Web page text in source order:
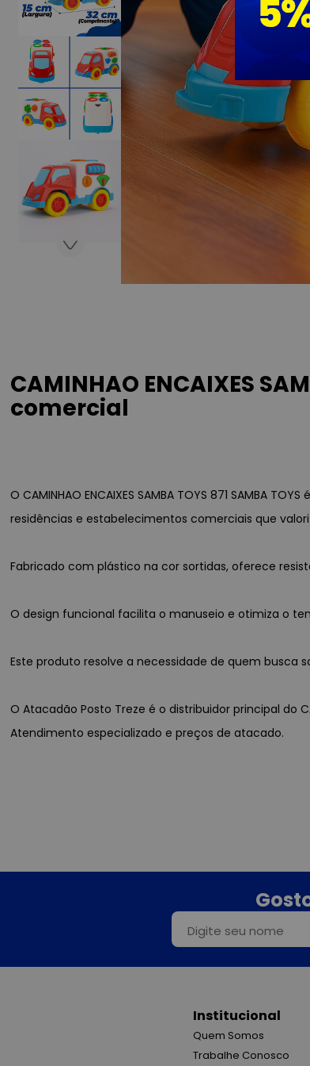
CAMINHAO ENCAIXES
comercial
O CAMINHAO ENCAIXES SAMBA TOYS 871
residências e estabelecimentos comerciais que
Fabricado com plástico na cor sortidas, oferece
O design funcional facilita o manuseio e otimiza o
Este produto resolve a necessidade de quem busca
O Atacadão Posto Treze é o distribuidor principal do
Atendimento especializado e preços de atacado.
Institucional
Quem Somos
Trabalhe Conosco